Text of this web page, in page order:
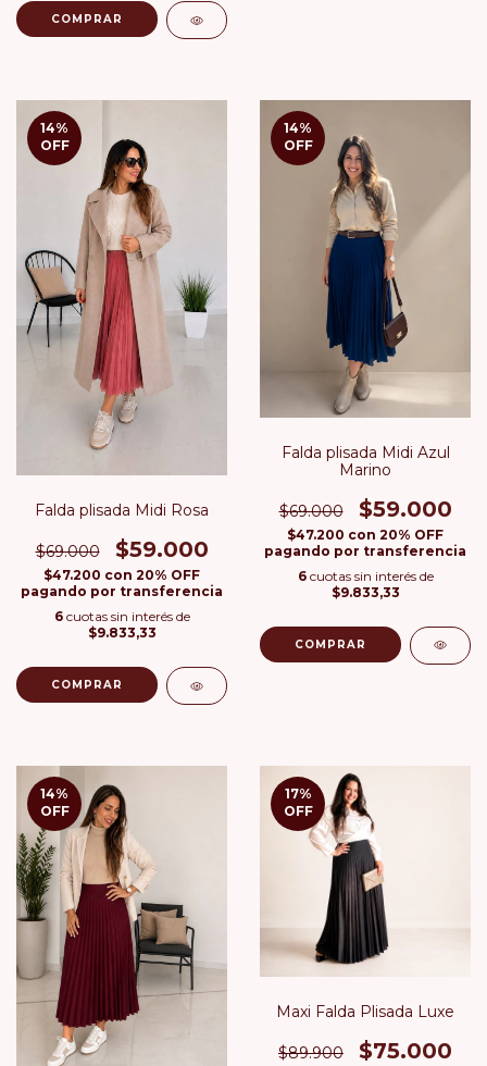
COMPRAR
14%
OFF
Falda plisada Midi Rosa
$69.000 $59.000
$47.200 con 20% OFF
pagando por transferencia
6 cuotas sin interés de
$9.833,33
COMPRAR
14%
OFF
Falda plisada Midi Azul
Marino
$69.000 $59.000
$47.200 con 20% OFF
pagando por transferencia
6 cuotas sin interés de
$9.833,33
COMPRAR
14%
OFF
17%
OFF
Maxi Falda Plisada Luxe
$89.900 $75.000